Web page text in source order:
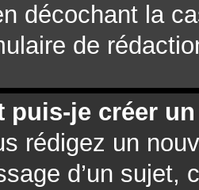
décochant la
de
puis-je créer
rédigez un
d’un sujet,